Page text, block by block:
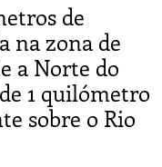
de
na zona de
a Norte do
1 quilómetro
sobre o Rio